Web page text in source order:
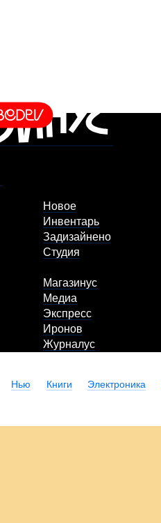
Новое
Инвентарь
Задизайнено
Студия
Магазинус
Медиа
Экспресс
Иронов
Журналус
Нью Книги Электроника